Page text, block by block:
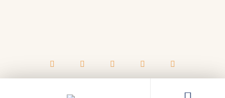
Neuregelung der
Sommerferienbetreuung ab